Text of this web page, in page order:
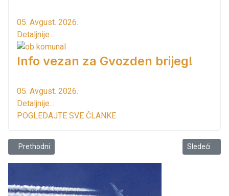
05. Avgust. 2026.
Detaljnije...
Info vezan za Gvozden brijeg!
05. Avgust. 2026.
Detaljnije...
POGLEDAJTE SVE ČLANKE
Prethodni članak: Dečji vikend se održava 23 i 24 maja
Prethodni Sledeći
Sledeći